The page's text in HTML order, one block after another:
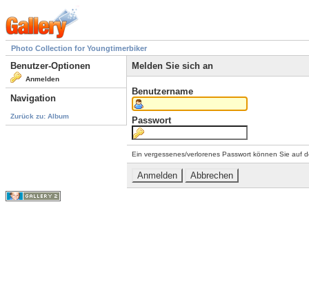
Photo Collection for Youngtimerbiker
Benutzer-Optionen
Anmelden
Navigation
Zurück zu: Album
Melden Sie sich an
Benutzername
Passwort
Ein vergessenes/verlorenes Passwort können Sie auf